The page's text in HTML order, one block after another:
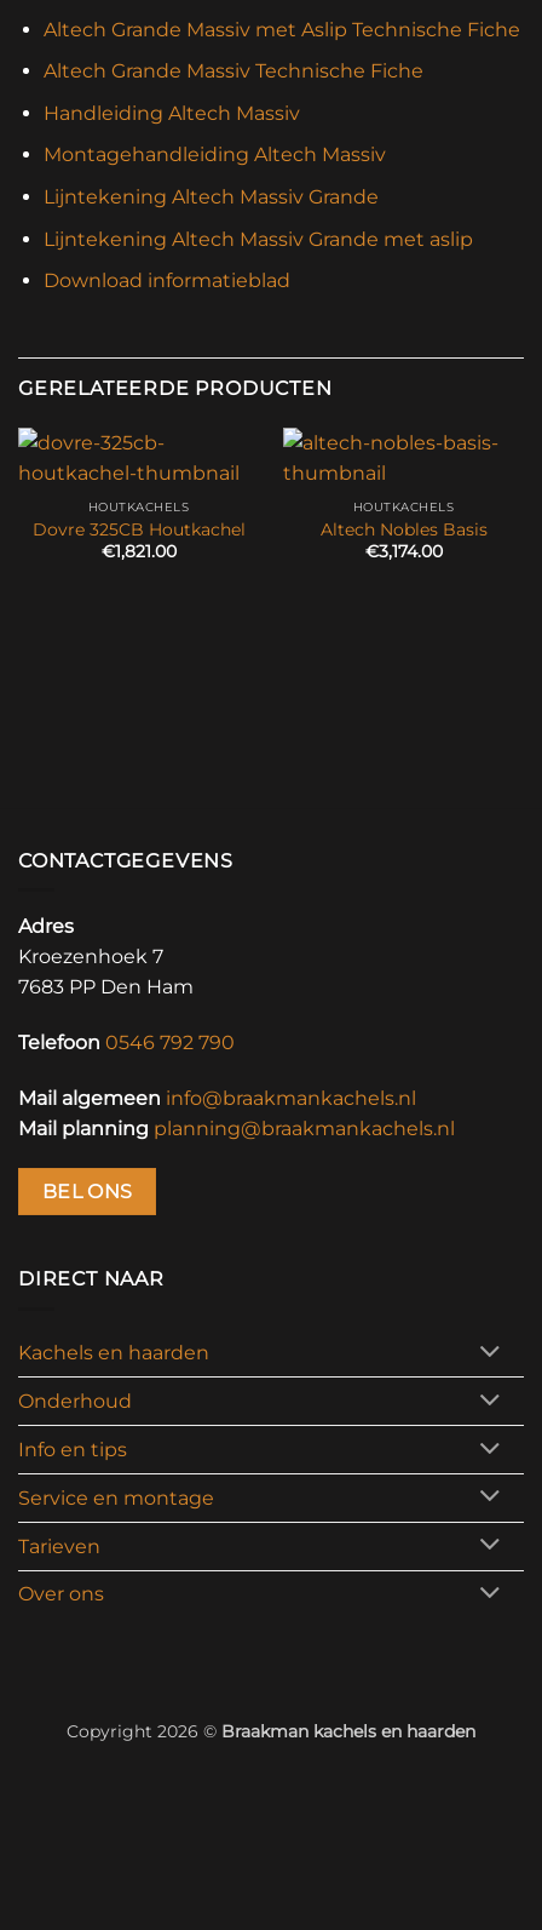
Altech Grande Massiv met Aslip Technische Fiche
Altech Grande Massiv Technische Fiche
Handleiding Altech Massiv
Montagehandleiding Altech Massiv
Lijntekening Altech Massiv Grande
Lijntekening Altech Massiv Grande met aslip
Download informatieblad
GERELATEERDE PRODUCTEN
HOUTKACHELS
Dovre 325CB Houtkachel
€1,821.00
HOUTKACHELS
Altech Nobles Basis
€3,174.00
CONTACTGEGEVENS
Adres
Kroezenhoek 7
7683 PP Den Ham
Telefoon 0546 792 790
Mail algemeen info@braakmankachels.nl
Mail planning planning@braakmankachels.nl
BEL ONS
DIRECT NAAR
Kachels en haarden
Onderhoud
Info en tips
Service en montage
Tarieven
Over ons
Copyright 2026 © Braakman kachels en haarden